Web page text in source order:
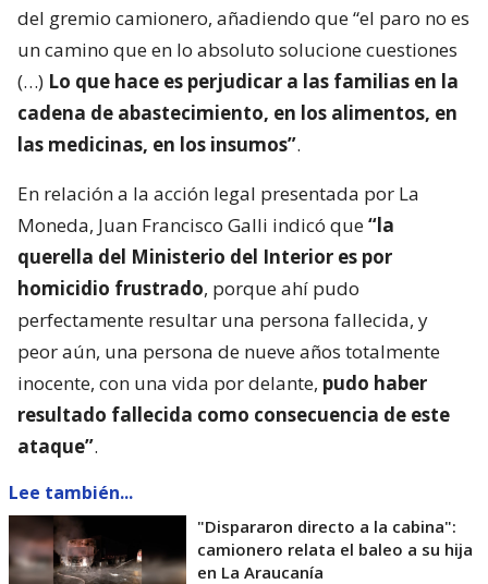
del gremio camionero, añadiendo que “el paro no es
un camino que en lo absoluto solucione cuestiones
(…) Lo que hace es perjudicar a las familias en la
cadena de abastecimiento, en los alimentos, en
las medicinas, en los insumos”.
En relación a la acción legal presentada por La
Moneda, Juan Francisco Galli indicó que“la
querella del Ministerio del Interior es por
homicidio frustrado, porque ahí pudo
perfectamente resultar una persona fallecida, y
peor aún, una persona de nueve años totalmente
inocente, con una vida por delante, pudo haber
resultado fallecida como consecuencia de este
ataque”.
Lee también...
"Dispararon directo a la cabina":
camionero relata el baleo a su hija
en La Araucanía